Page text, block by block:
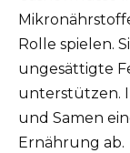
Rolle spielen.
ungesättigte
unterstützen.
und Samen
Ernährung ab.